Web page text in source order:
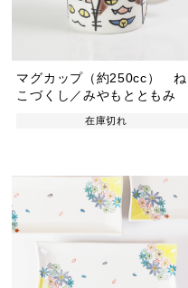
マグカップ（約250cc） ね
こづくし／みやもとともみ
在庫切れ